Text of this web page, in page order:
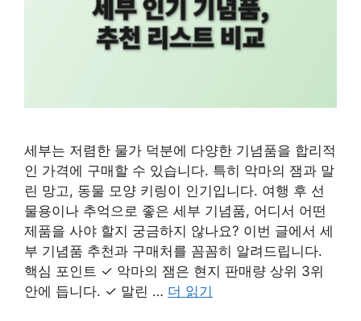
세부는 저렴한 물가 덕분에 다양한 기념품을 합리적
인 가격에 구매할 수 있습니다. 특히 악마의 잼과 말
린 망고, 동물 모양 키링이 인기입니다. 여행 후 선
물용이나 추억으로 좋은 세부 기념품, 어디서 어떤
제품을 사야 할지 궁금하지 않나요? 이번 글에서 세
부 기념품 추천과 구매처를 꼼꼼히 알려드립니다.
핵심 포인트 ✓ 악마의 잼은 현지 판매량 상위 3위
안에 듭니다. ✓ 말린 … 더 읽기